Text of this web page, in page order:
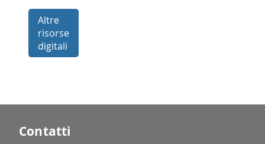
Altre
risorse
digitali
Contatti